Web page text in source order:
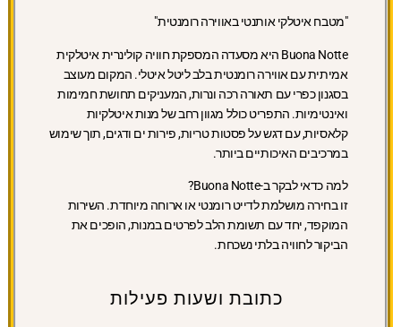
"מטבח איטלקי אותנטי באווירה רומנטית"
Buona Notte היא מסעדה המספקת חוויה קולינרית איטלקית
אמיתית עם אווירה רומנטית בלב ליטל איטלי. המקום מעוצב
בסגנון כפרי עם תאורה רכה ונרות, המעניקים תחושת חמימות
ואינטימיות. התפריט כולל מגוון רחב של מנות איטלקיות
קלאסיות, עם דגש על פסטות טריות, פירות ים ודגים, תוך שימוש
במרכיבים האיכותיים ביותר.
למה כדאי לבקר ב-Buona Notte?
זו בחירה מושלמת לדייט רומנטי או ארוחה מיוחדת. השירות
המוקפד, יחד עם תשומת הלב לפרטים במנות, הופכים את
הביקור לחוויה בלתי נשכחת.
כתובת ושעות פעילות